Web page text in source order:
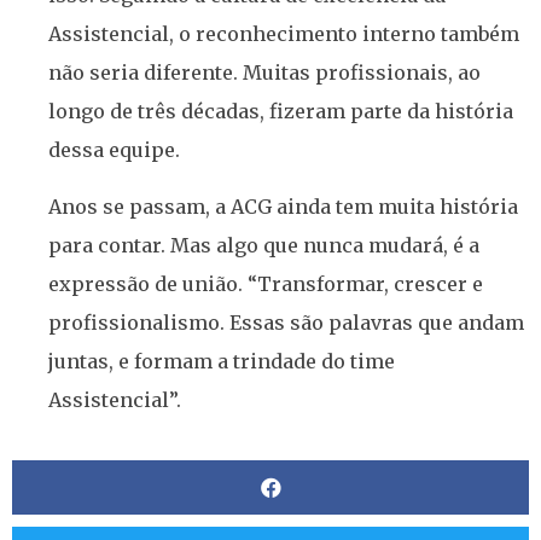
Assistencial, o reconhecimento interno também
não seria diferente. Muitas profissionais, ao
longo de três décadas, fizeram parte da história
dessa equipe.
Anos se passam, a ACG ainda tem muita história
para contar. Mas algo que nunca mudará, é a
expressão de união. “Transformar, crescer e
profissionalismo. Essas são palavras que andam
juntas, e formam a trindade do time
Assistencial”.